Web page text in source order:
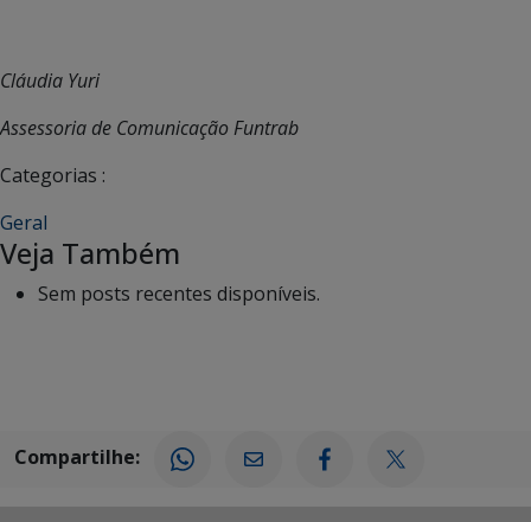
Cláudia Yuri
Assessoria de Comunicação Funtrab
Categorias :
Geral
Veja Também
Sem posts recentes disponíveis.
Compartilhe: